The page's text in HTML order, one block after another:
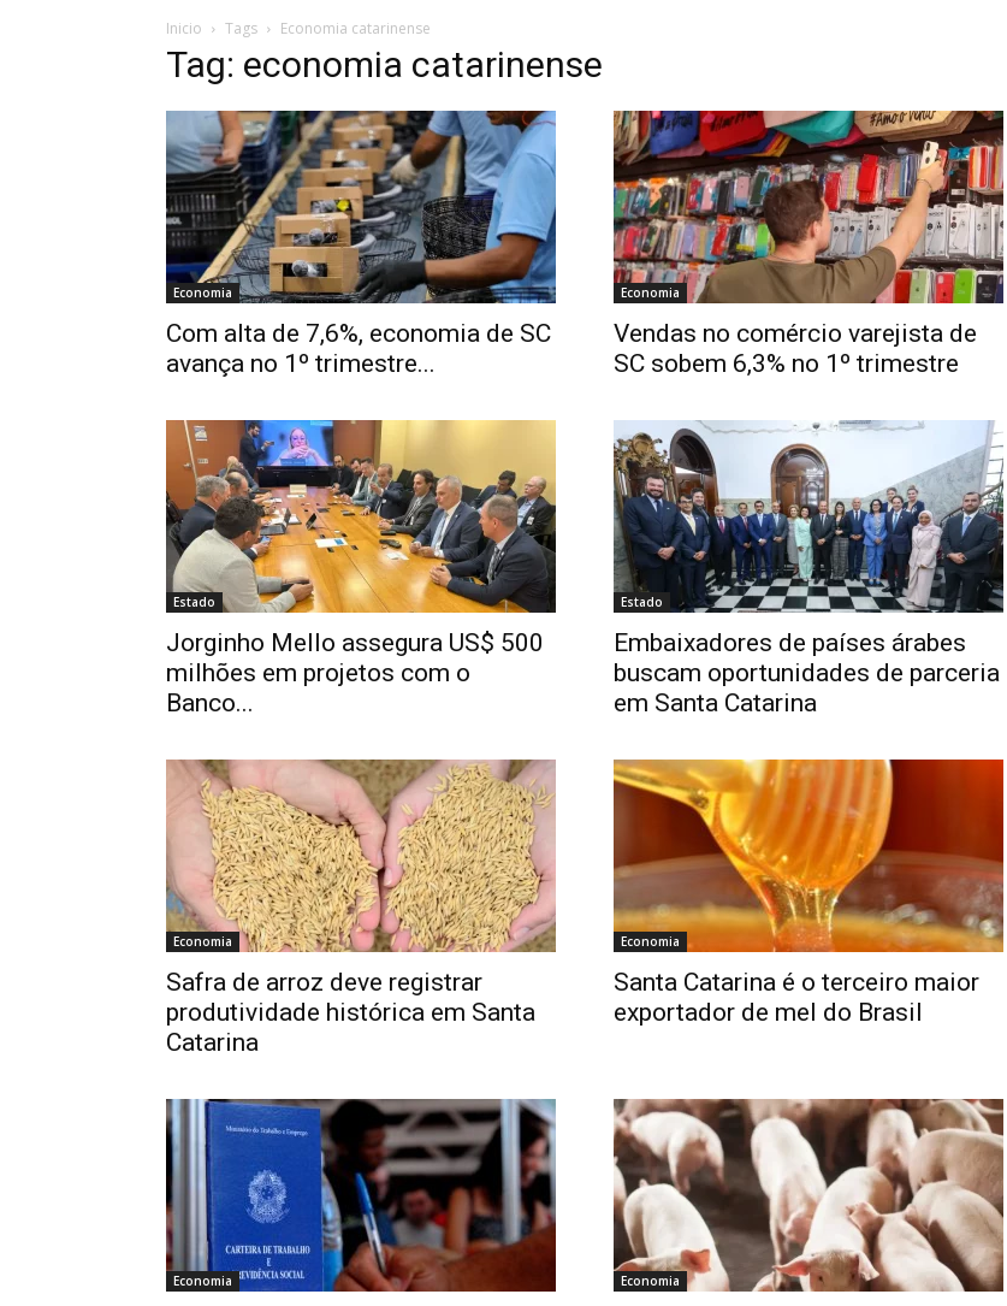
Inicio Tags Economia catarinense
Tag: economia catarinense
Economia
Com alta de 7,6%, economia de SC
avança no 1º trimestre...
Economia
Vendas no comércio varejista de
SC sobem 6,3% no 1º trimestre
Estado
Jorginho Mello assegura US$ 500
milhões em projetos com o
Banco...
Estado
Embaixadores de países árabes
buscam oportunidades de parceria
em Santa Catarina
Economia
Safra de arroz deve registrar
produtividade histórica em Santa
Catarina
Economia
Santa Catarina é o terceiro maior
exportador de mel do Brasil
Economia Economia